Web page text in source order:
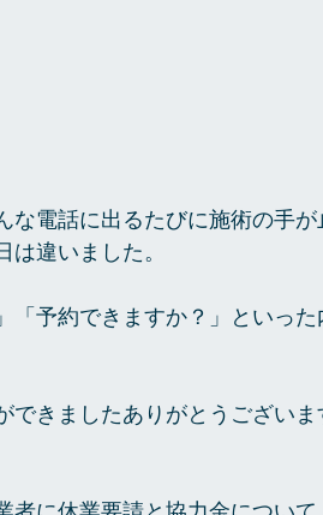
な電話に出るたびに施術の手が
違いました。
予約できますか？」といった
きましたありがとうございま